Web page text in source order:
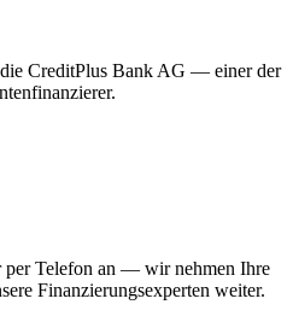
CreditPlus Bank AG — einer der
per Telefon an — wir nehmen Ihre
Finanzierungsexperten weiter.